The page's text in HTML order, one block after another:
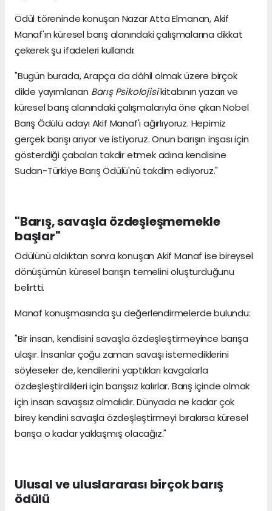
Ödül töreninde konuşan Nazar Atta Elmanan, Akif
Manaf'ın küresel barış alanındaki çalışmalarına dikkat
çekerek şu ifadeleri kullandı:
"Bugün burada, Arapça da dâhil olmak üzere birçok
dilde yayımlanan Barış Psikolojisikitabının yazarı ve
küresel barış alanındaki çalışmalarıyla öne çıkan Nobel
Barış Ödülü adayı Akif Manaf'ı ağırlıyoruz. Hepimiz
gerçek barışı arıyor ve istiyoruz. Onun barışın inşası için
gösterdiği çabaları takdir etmek adına kendisine
Sudan-Türkiye Barış Ödülü'nü takdim ediyoruz."
"Barış, savaşla özdeşleşmemekle
başlar"
Ödülünü aldıktan sonra konuşan Akif Manaf ise bireysel
dönüşümün küresel barışın temelini oluşturduğunu
belirtti.
Manaf konuşmasında şu değerlendirmelerde bulundu:
"Bir insan, kendisini savaşla özdeşleştirmeyince barışa
ulaşır. İnsanlar çoğu zaman savaşı istemediklerini
söyleseler de, kendilerini yaptıkları kavgalarla
özdeşleştirdikleri için barışsız kalırlar. Barış içinde olmak
için insan savaşsız olmalıdır. Dünyada ne kadar çok
birey kendini savaşla özdeşleştirmeyi bırakırsa küresel
barışa o kadar yaklaşmış olacağız."
Ulusal ve uluslararası birçok barış
ödülü